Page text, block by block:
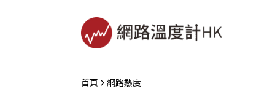
首頁 網路熱度